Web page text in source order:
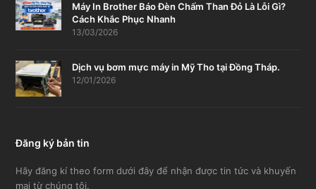
Máy In Brother Báo Đèn Chấm Than Đỏ Là Lỗi Gì?
Cách Khắc Phục Nhanh
13/03/2026
Dịch vụ bơm mực máy in Mỹ Tho tại Đồng Tháp.
12/01/2026
Đăng ký bản tin
Hãy đăng kí theo form dưới đây để nhận được tin tức và khuyến
mại từ chúng tôi.